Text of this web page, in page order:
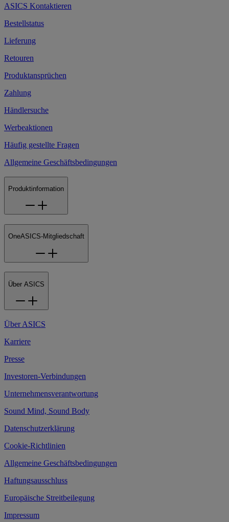
ASICS Kontaktieren
Bestellstatus
Lieferung
Retouren
Produktansprüchen
Zahlung
Händlersuche
Werbeaktionen
Häufig gestellte Fragen
Allgemeine Geschäftsbedingungen
Produktinformation
OneASICS-Mitgliedschaft
Über ASICS
Über ASICS
Karriere
Presse
Investoren-Verbindungen
Unternehmensverantwortung
Sound Mind, Sound Body
Datenschutzerklärung
Cookie-Richtlinien
Allgemeine Geschäftsbedingungen
Haftungsausschluss
Europäische Streitbeilegung
Impressum